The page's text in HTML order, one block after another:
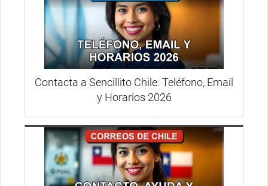
Contacta a Sencillito Chile: Teléfono, Email
y Horarios 2026